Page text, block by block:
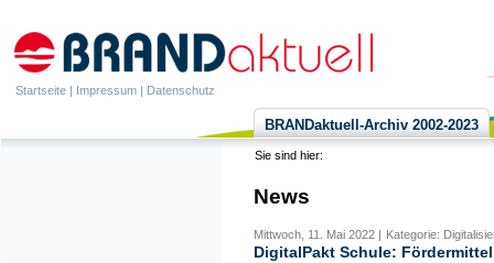
Startseite | Impressum | Datenschutz
BRANDaktuell-Archiv 2002-2023
Sie sind hier:
News
Mittwoch, 11. Mai 2022 | Kategorie:
DigitalPakt Schule: